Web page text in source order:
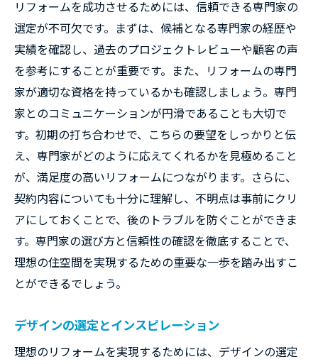
デザインと機能性のバランス
最新トレンドの取り入れ方
耐久性とメンテナンス性の考慮
住環境改善の具体策
施主の声を反映したリフォーム
家族のライフスタイルに合わせたリフォームの
提案方法
子供の成長に対応する住まい作り
高齢者に優しいバリアフリー設計
ペットと共存できる空間
在宅ワークのためのスペース作り
趣味を活かした専用ルームの提案
ィ
リフォーム計画を立てる際の予算と工期の考え
リフォームを成功させるためには、信頼できる専門家の
選定が不可欠です。まずは、候補となる専門家の経歴や
実績を確認し、過去のプロジェクトレビューや顧客の声
を参考にすることが重要です。また、リフォームの専門
家が適切な資格を持っているかも確認しましょう。専門
家とのコミュニケーションが円滑であることも大切で
す。初期の打ち合わせで、こちらの要望をしっかりと伝
え、専門家がどのように応えてくれるかを見極めること
が、満足度の高いリフォームにつながります。さらに、
契約内容についても十分に理解し、不明点は事前にクリ
アにしておくことで、後のトラブルを防ぐことができま
す。専門家の選び方と信頼性の確認を徹底することで、
理想の住空間を実現するための重要な一歩を踏み出すこ
とができるでしょう。
デザインの選定とインスピレーション
理想のリフォームを実現するためには、デザインの選定